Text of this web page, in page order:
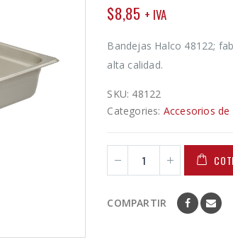
out
of
$8,85 + IVA
Bandejas Halco 48122;
alta calidad.
SKU: 48122
Categories: Accesorios de
COMPARTIR